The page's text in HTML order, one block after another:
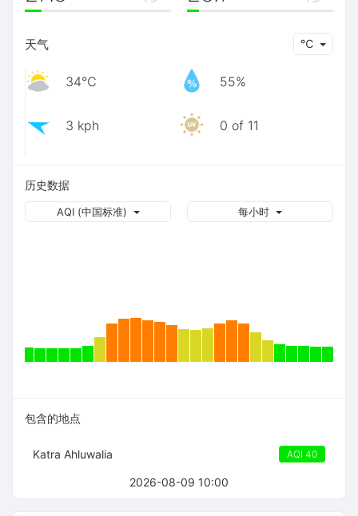
2026-08-09 10:00
天气 ℃
34℃ 55%
3 kph 0 of 11
历史数据
每小时
AQI (中国标准)
包含的地点
Katra Ahluwalia AQI 40